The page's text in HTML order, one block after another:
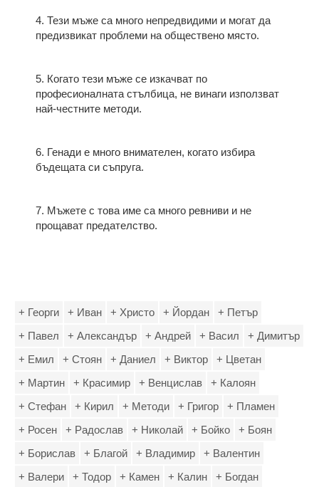
4. Тези мъже са много непредвидими и могат да
предизвикат проблеми на обществено място.
5. Когато тези мъже се изкачват по
професионалната стълбица, не винаги използват
най-честните методи.
6. Генади е много внимателен, когато избира
бъдещата си съпруга.
7. Мъжете с това име са много ревниви и не
прощават предателство.
+ Георги + Иван + Христо + Йордан
+ Петър
+ Павел
+ Александър + Андрей + Васил
+ Димитър
+ Емил
+ Стоян + Даниел + Виктор
+ Цветан
+ Мартин
+ Красимир + Венцислав
+ Калоян
+ Стефан
+ Кирил + Методи + Григор
+ Пламен
+ Росен
+ Радослав + Николай + Бойко
+ Боян
+ Борислав
+ Благой + Владимир
+ Валентин
+ Валери
+ Тодор + Камен + Калин
+ Богдан